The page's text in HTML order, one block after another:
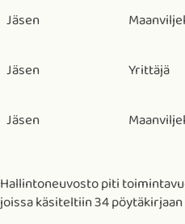
Jäsen
Jäsen Yrittäjä
Jäsen
Hallintoneuvosto piti
joissa käsiteltiin 34